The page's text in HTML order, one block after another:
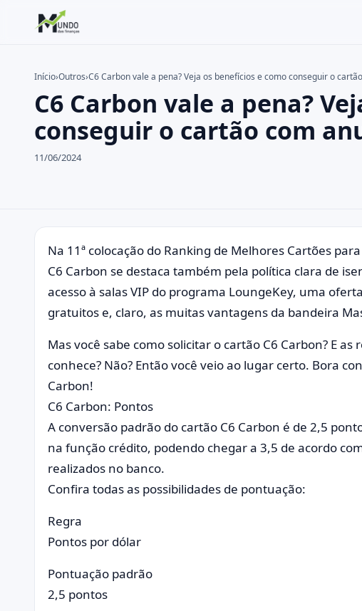
Buscar no site
Pressione Enter para buscar ou ESC para fechar.
Início›Outros›C6 Carbon vale a pena? Veja os benefícios e como conseguir o
C6 Carbon vale a pena?
conseguir o cartão com
11/06/2024
Na 11ª colocação do Ranking de Melhores Cartões
C6 Carbon se destaca também pela política clara de
acesso à salas VIP do programa LoungeKey, uma
gratuitos e, claro, as muitas vantagens da bandeira
Mas você sabe como solicitar o cartão C6 Carbon? E
conhece? Não? Então você veio ao lugar certo. Bora
Carbon!
C6 Carbon: Pontos
A conversão padrão do cartão C6 Carbon é de 2,5
na função crédito, podendo chegar a 3,5 de acordo
realizados no banco.
Confira todas as possibilidades de pontuação:
Regra
Pontos por dólar
Pontuação padrão
2,5 pontos